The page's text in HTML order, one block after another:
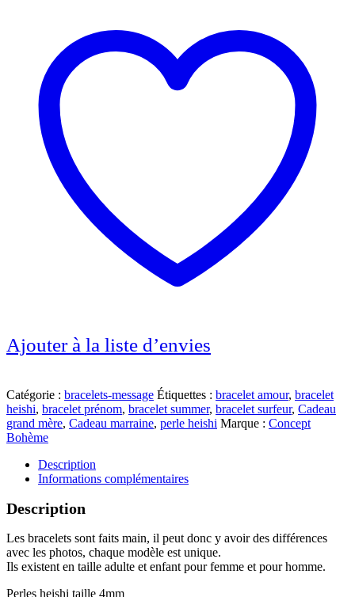
Ajouter à la liste d’envies
Catégorie : bracelets-message Étiquettes : bracelet amour, bracelet
heishi, bracelet prénom, bracelet summer, bracelet surfeur, Cadeau
grand mère, Cadeau marraine, perle heishi Marque : Concept
Bohème
Description
Informations complémentaires
Description
Les bracelets sont faits main, il peut donc y avoir des différences
avec les photos, chaque modèle est unique.
Ils existent en taille adulte et enfant pour femme et pour homme.
Perles heishi taille 4mm